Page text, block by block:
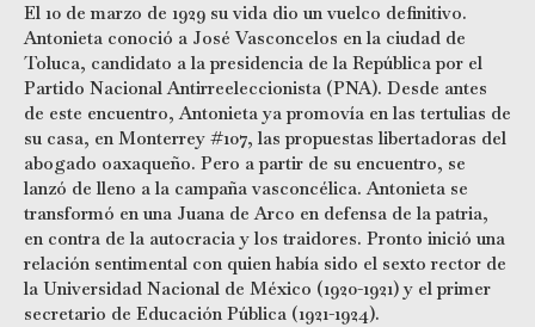
El 10 de marzo de 1929 su vida dio un vuelco definitivo.
Antonieta conoció a José Vasconcelos en la ciudad de
Toluca, candidato a la presidencia de la República por el
Partido Nacional Antirreeleccionista (PNA). Desde antes
de este encuentro, Antonieta ya promovía en las tertulias de
su casa, en Monterrey #107, las propuestas libertadoras del
abogado oaxaqueño. Pero a partir de su encuentro, se
lanzó de lleno a la campaña vasconcélica. Antonieta se
transformó en una Juana de Arco en defensa de la patria,
en contra de la autocracia y los traidores. Pronto inició una
relación sentimental con quien había sido el sexto rector de
la Universidad Nacional de México (1920-1921) y el primer
secretario de Educación Pública (1921-1924).